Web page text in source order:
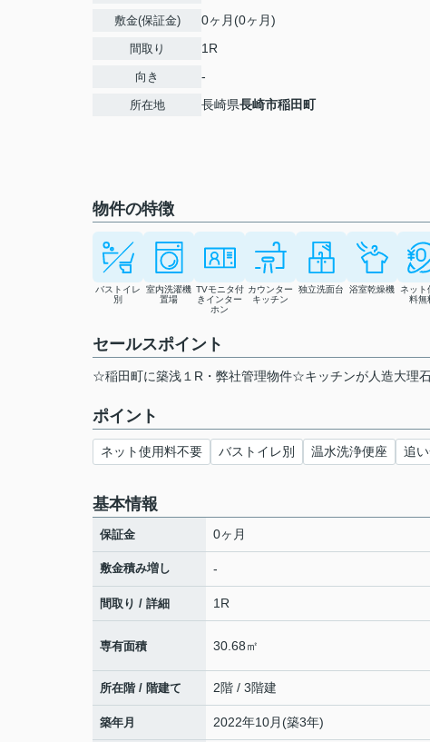
敷金(保証金) 0ヶ月(0ヶ月)
間取り 1R
向き -
所在地 長崎県長崎市稲田町
物件の特徴
バストイレ
別
室内洗濯機
置場
TVモニタ付
きインター
ホン
カウンター
キッチン
独立洗面台 浴室乾燥機 ネット
料無
セールスポイント
☆稲田町に築浅１R・弊社管理物件☆キッチンが人造大理
ポイント
ネット使用料不要 バストイレ別 温水洗浄便座 追
基本情報
保証金 0ヶ月
敷金積み増し -
間取り / 詳細 1R
専有面積 30.68㎡
所在階 / 階建て 2階 / 3階建
築年月 2022年10月(築3年)